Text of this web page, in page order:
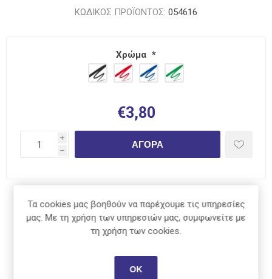
ΚΩΔΙΚΟΣ ΠΡΟΪΟΝΤΟΣ: 054616
Χρώμα *
€3,80
i
h
ΑΓΟΡΆ
Κοινοποίηση:
ΠΕΡΙΓΡΑΦΉ
Τα cookies μας βοηθούν να παρέχουμε τις υπηρεσίες
μας. Με τη χρήση των υπηρεσιών μας, συμφωνείτε με
τη χρήση των cookies.
ΟΚ